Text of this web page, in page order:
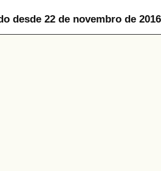
desde 22 de novembro de